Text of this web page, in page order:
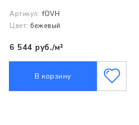
Артикул: fOVH
Цвет: бежевый
6 544 руб./м²
В корзину